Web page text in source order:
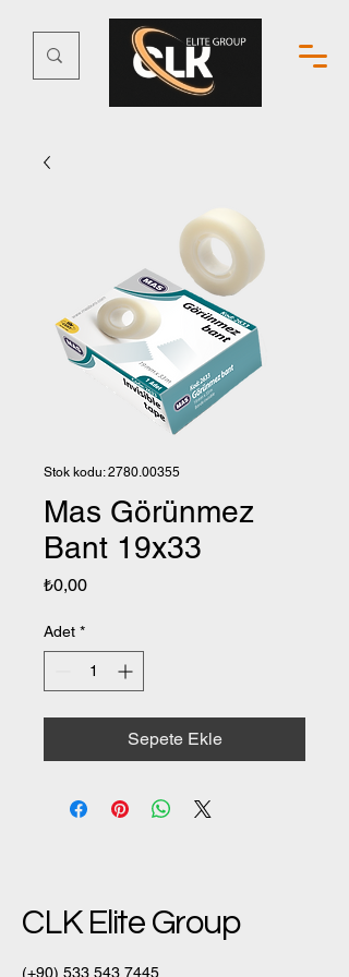
Stok kodu: 2780.00355
Mas Görünmez
Bant 19x33
₺0,00Fiyat
Adet *
Sepete Ekle
CLK Elite Group
(+90) 533 543 7445